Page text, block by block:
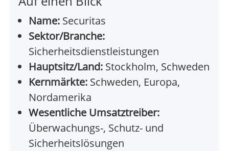
Name: Securitas
Sektor/Branche:
Sicherheitsdienstleistungen
Hauptsitz/Land: Stockholm, Schweden
Kernmärkte: Schweden, Europa,
Nordamerika
Wesentliche Umsatztreiber:
Überwachungs-, Schutz- und
Sicherheitslösungen